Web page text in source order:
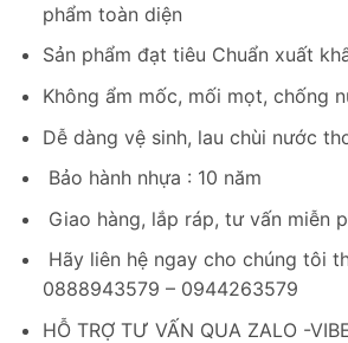
phẩm toàn diện
Sản phẩm đạt tiêu Chuẩn xuất
Không ẩm mốc, mối mọt, chống
Dễ dàng vệ sinh, lau chùi nước
Bảo hành nhựa : 10 năm
Giao hàng, lắp ráp, tư vấn miễn
Hãy liên hệ ngay cho chúng tôi
0888943579 – 0944263579
HỖ TRỢ TƯ VẤN QUA ZALO -